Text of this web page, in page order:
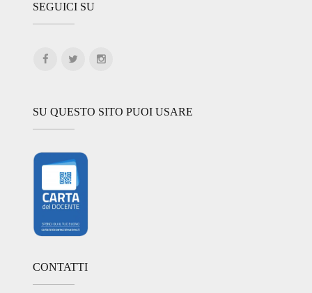
SEGUICI SU
SU QUESTO SITO PUOI USARE
CONTATTI